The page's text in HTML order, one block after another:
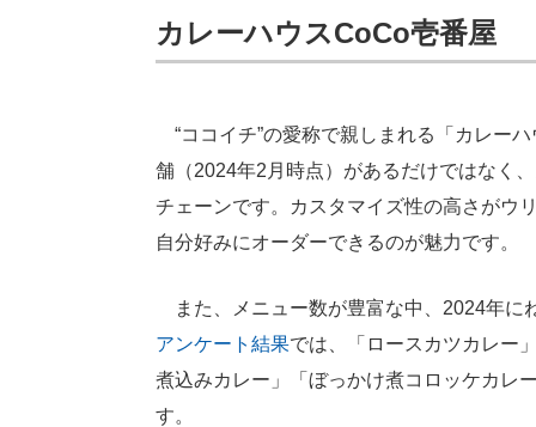
カレーハウスCoCo壱番屋
“ココイチ”の愛称で親しまれる「カレー
舗（2024年2月時点）があるだけではなく
チェーンです。カスタマイズ性の高さがウ
自分好みにオーダーできるのが魅力です。
また、メニュー数が豊富な中、2024年に
アンケート結果では、「ロースカツカレー
煮込みカレー」「ぼっかけ煮コロッケカレ
す。